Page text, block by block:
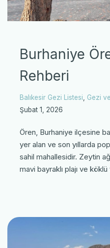
Burhaniye
Rehberi
Balıkesir Gezi Listesi, Gezi
Şubat 1, 2026
Ören, Burhaniye ilçesine
yer alan ve son yıllarda
sahil mahallesidir. Zeytin
mavi bayraklı plajı ve